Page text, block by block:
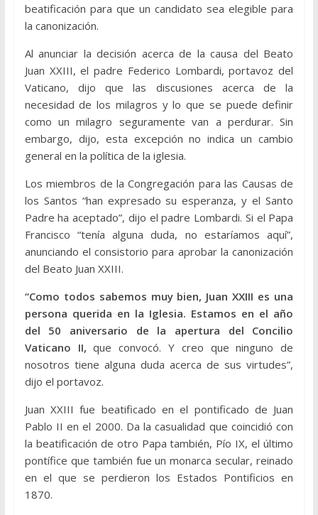
beatificación para que un candidato sea elegible para
la canonización.
Al anunciar la decisión acerca de la causa del Beato
Juan XXIII, el padre Federico Lombardi, portavoz del
Vaticano, dijo que las discusiones acerca de la
necesidad de los milagros y lo que se puede definir
como un milagro seguramente van a perdurar. Sin
embargo, dijo, esta excepción no indica un cambio
general en la política de la iglesia.
Los miembros de la Congregación para las Causas de
los Santos “han expresado su esperanza, y el Santo
Padre ha aceptado”, dijo el padre Lombardi. Si el Papa
Francisco “tenía alguna duda, no estaríamos aquí”,
anunciando el consistorio para aprobar la canonización
del Beato Juan XXIII.
“Como todos sabemos muy bien, Juan XXIII es una
persona querida en la Iglesia. Estamos en el año
del 50 aniversario de la apertura del Concilio
Vaticano II, que convocó. Y creo que ninguno de
nosotros tiene alguna duda acerca de sus virtudes”,
dijo el portavoz.
Juan XXIII fue beatificado en el pontificado de Juan
Pablo II en el 2000. Da la casualidad que coincidió con
la beatificación de otro Papa también, Pío IX, el último
pontífice que también fue un monarca secular, reinado
en el que se perdieron los Estados Pontificios en
1870.